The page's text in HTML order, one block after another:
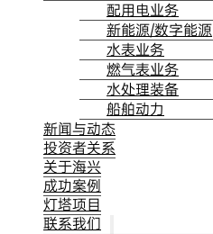
配用电业务
新能源/数字能源
水表业务
燃气表业务
水处理装备
船舶动力
新闻与动态
投资者关系
关于海兴
成功案例
灯塔项目
联系我们